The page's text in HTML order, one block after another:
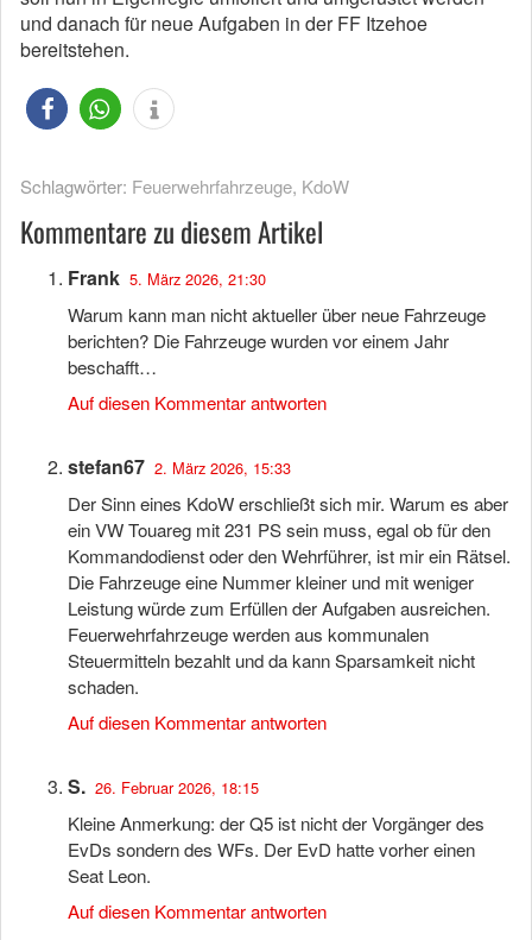
und danach für neue Aufgaben in der FF Itzehoe
bereitstehen.
Schlagwörter: Feuerwehrfahrzeuge, KdoW
Kommentare zu diesem Artikel
Frank 5. März 2026, 21:30
Warum kann man nicht aktueller über neue Fahrzeuge
berichten? Die Fahrzeuge wurden vor einem Jahr
beschafft…
Auf diesen Kommentar antworten
stefan67 2. März 2026, 15:33
Der Sinn eines KdoW erschließt sich mir. Warum es aber
ein VW Touareg mit 231 PS sein muss, egal ob für den
Kommandodienst oder den Wehrführer, ist mir ein Rätsel.
Die Fahrzeuge eine Nummer kleiner und mit weniger
Leistung würde zum Erfüllen der Aufgaben ausreichen.
Feuerwehrfahrzeuge werden aus kommunalen
Steuermitteln bezahlt und da kann Sparsamkeit nicht
schaden.
Auf diesen Kommentar antworten
S. 26. Februar 2026, 18:15
Kleine Anmerkung: der Q5 ist nicht der Vorgänger des
EvDs sondern des WFs. Der EvD hatte vorher einen
Seat Leon.
Auf diesen Kommentar antworten